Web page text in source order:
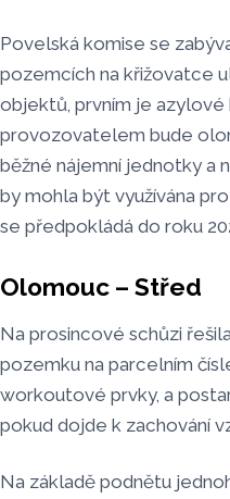
Povelská komise se
pozemcích na křižovatce
objektů, prvním je azylové
provozovatelem bude
běžné nájemní jednotky a
by mohla být využívána
se předpokládá do roku
Olomouc – Střed
Na prosincové schůzi
pozemku na parcelním
workoutové prvky, a
pokud dojde k zachování
Na základě podnětu